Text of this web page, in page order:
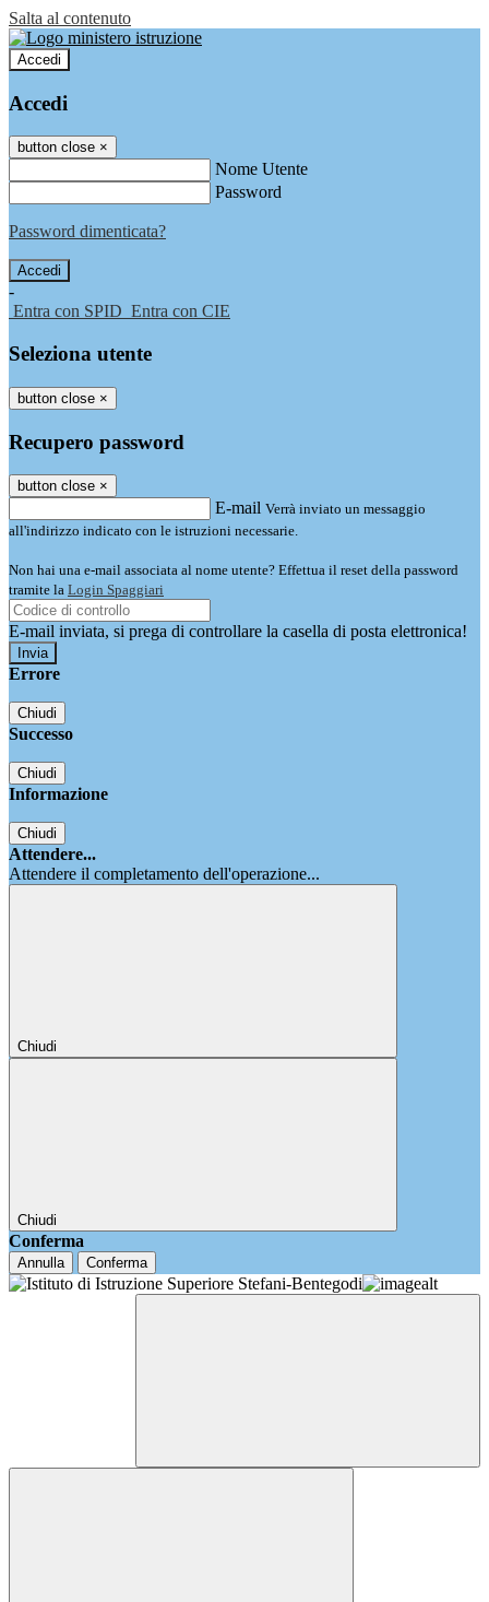
Salta al contenuto
Accedi
Accedi
button close ×
Nome Utente
Password
Password dimenticata?
-
Entra con SPID Entra con CIE
Seleziona utente
button close ×
Recupero password
button close ×
E-mail Verrà inviato un messaggio
all'indirizzo indicato con le istruzioni necessarie.
Non hai una e-mail associata al nome utente? Effettua il reset della password
tramite la Login Spaggiari
E-mail inviata, si prega di controllare la casella di posta elettronica!
Errore
Chiudi
Successo
Chiudi
Informazione
Chiudi
Attendere...
Attendere il completamento dell'operazione...
Chiudi
Chiudi
Conferma
Annulla Conferma